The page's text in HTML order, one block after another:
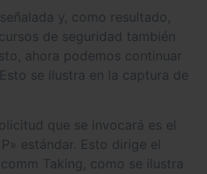
y, como resultado,
de seguridad también
ahora podemos continuar
se ilustra en la captura de
que se invocará es el
estándar. Esto dirige el
Taking, como se ilustra